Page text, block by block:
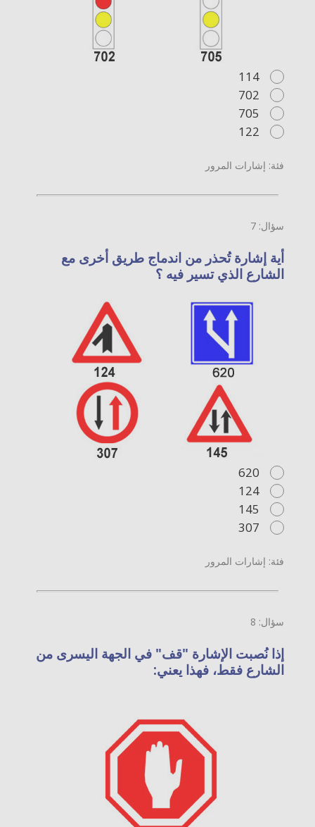
114
702
705
122
فئة: إشارات المرور
سؤال: 7
أية إشارة تُحذر من اندماج طريق أخرى مع
الشارع الذي تسير فيه ؟
620
124
145
307
فئة: إشارات المرور
سؤال: 8
إذا نُصبت الإشارة "قف" في الجهة اليسرى من
الشارع فقط، فهذا يعني: